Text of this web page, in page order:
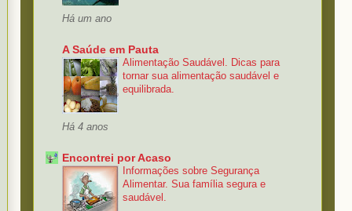
Há um ano
A Saúde em Pauta
Alimentação Saudável. Dicas para
tornar sua alimentação saudável e
equilibrada.
Há 4 anos
Encontrei por Acaso
Informações sobre Segurança
Alimentar. Sua família segura e
saudável.